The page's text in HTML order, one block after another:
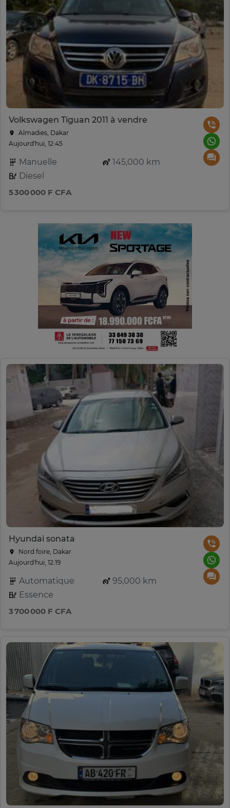
Volkswagen Tiguan 2011 à vendre
Almadies, Dakar
Aujourd'hui, 12:45
Manuelle
145,000 km
Diesel
5 300 000 F CFA
Hyundai sonata
Nord foire, Dakar
Aujourd'hui, 12:19
Automatique
95,000 km
Essence
3 700 000 F CFA